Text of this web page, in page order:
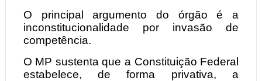
O principal argumento do órgão é a
inconstitucionalidade por invasão de
competência.
O MP sustenta que a Constituição Federal
estabelece, de forma privativa, a